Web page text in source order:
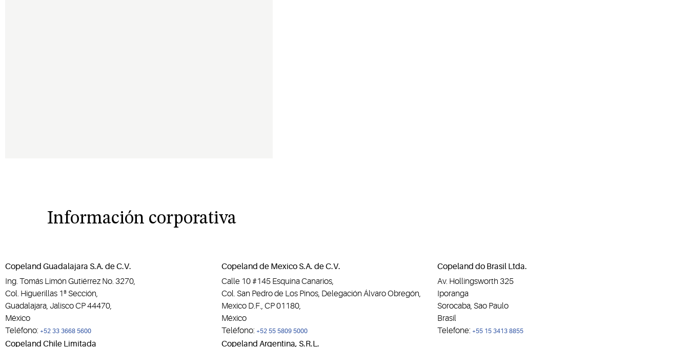
Información corporativa
Copeland Guadalajara S.A. de C.V.
Ing. Tomás Limón Gutiérrez No. 3270,
Col. Higuerillas 1ª Sección,
Guadalajara, Jalisco CP 44470,
México
Teléfono: +52 33 3668 5600
Copeland de Mexico S.A. de C.V.
Calle 10 #145 Esquina Canarios,
Col. San Pedro de Los Pinos, Delegación Álvaro Obregón,
Mexico D.F., CP 01180,
México
Teléfono: +52 55 5809 5000
Copeland do Brasil Ltda.
Av. Hollingsworth 325
Iporanga
Sorocaba, Sao Paulo
Brasil
Telefone: +55 15 3413 8855
Copeland Chile Limitada
Copeland Argentina, S.R.L.